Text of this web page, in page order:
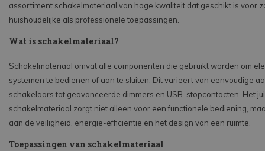
assortiment schakelmateriaal van hoge kwaliteit dat geschikt is voor
huishoudelijke als professionele toepassingen.
Wat is schakelmateriaal?
Schakelmateriaal omvat alle componenten die gebruikt worden om
systemen te bedienen of aan te sluiten. Dit varieert van eenvoudige
schakelaars tot geavanceerde dimmers en USB-stopcontacten. Het
schakelmateriaal zorgt niet alleen voor een functionele bediening,
aan de veiligheid, energie-efficiëntie en het design van een ruimte.
Toepassingen van schakelmateriaal